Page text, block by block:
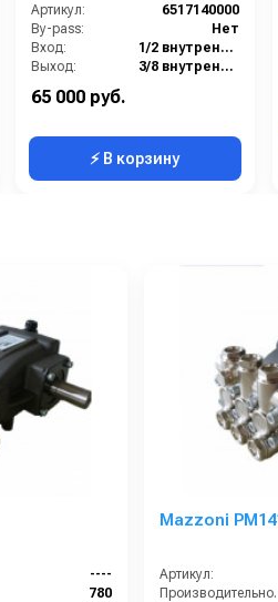
Артикул:
6517140000
By-pass:
Нет
Вход:
1/2 внутренняя резьба
Выход:
3/8 внутренняя резьба
Производительность (л/мин):
65 000 руб.
⚡ В корзину
----
780
Mazzoni
Артикул: